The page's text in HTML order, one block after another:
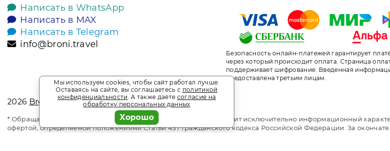
Написать в WhatsApp
Написать в MAX
Написать в Telegram
info@broni.travel
Безопасность онлайн-платежей гарантирует
через который происходит оплата. Страница
поддерживает шифрование. Введенная
предоставлена третьим лицам.
2026 Broni.travel
* Обращаем ваше внимание на то, что данный интернет-сайт носит исключительно информационный
офертой, определяемой положениями Статьи 437 Гражданского кодекса Российской Федерации. За
Мы используем cookies, чтобы сайт работал лучше.
Оставаясь на сайте, вы соглашаетесь с политикой
конфиденциальности. А также даёте согласие на
обработку персональных данных
Хорошо